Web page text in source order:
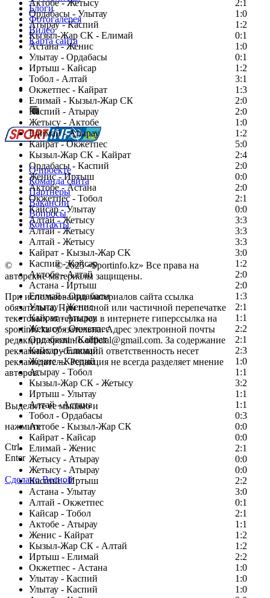
Актобе - Жетысу
2:1
Ордабасы - Улытау
1:0
Атырау - Каспий
1:2
Кызыл-Жар СК - Елимай
0:1
Астана - Женис
1:0
Улытау - Ордабасы
0:1
Иртыш - Кайсар
1:2
Тобол - Алтай
3:1
Окжетпес - Кайрат
1:3
Елимай - Кызыл-Жар СК
2:0
Каспий - Атырау
2:0
Жетысу - Актобе
1:0
Елимай - Атырау
1:2
Кайрат - Окжетпес
5:0
Кызыл-Жар СК - Кайрат
2:4
Ордабасы - Каспий
2:0
Женис - Иртыш
0:0
Актобе - Астана
2:0
Окжетпес - Тобол
2:1
Кайсар - Улытау
0:0
Алтай - Жетысу
3:3
Алтай - Жетысу
3:3
Алтай - Жетысу
3:3
Кайрат - Кызыл-Жар СК
3:0
Каспий - Кайсар
1:2
Актобе - Алтай
2:0
Астана - Иртыш
2:0
Елимай - Ордабасы
1:3
Улытау - Женис
2:1
Кайрат - Атырау
1:1
Жетысу - Окжетпес
2:2
Ордабасы - Кайрат
2:1
Кайсар - Елимай
2:3
Женис - Каспий
1:0
Атырау - Тобол
1:1
Кызыл-Жар СК - Жетысу
3:2
Иртыш - Улытау
1:1
Алтай - Астана
1:1
Тобол - Ордабасы
0:3
Актобе - Кызыл-Жар СК
0:0
Кайрат - Кайсар
0:0
Елимай - Женис
2:1
Жетысу - Атырау
0:0
Жетысу - Атырау
0:0
Каспий - Иртыш
2:2
Астана - Улытау
3:0
Алтай - Окжетпес
0:1
Кайсар - Тобол
2:1
Актобе - Атырау
1:1
Женис - Кайрат
1:2
Кызыл-Жар СК - Алтай
1:2
Иртыш - Елимай
2:2
Окжетпес - Астана
1:0
Улытау - Каспий
1:0
Улытау - Каспий
1:0
Блоги
Фотогалерея
Видео
Карта сайта
Есть идея?
Сообщить о мероприятии
Перейти на старый сайт
О проекте
Команда сайта
Партнеры
Вакансии
Вопросы
Контакты
© Copyright© 2025 «Sportinfo.kz» Все права на
авторские материалы защищены.
При использовании материалов сайта ссылка
обязательна. При полной или частичной перепечатке
текстовых материалов в интернете гиперссылка на
sportinfo.kz обязательна. Адрес электронной почты
редакции: sportinfo.official@gmail.com. За содержание
рекламных публикаций ответственность несет
рекламодатель. Редакция не всегда разделяет мнение
авторов.
Заметили ошибку в тексте?
Выделите ее мышью и
нажмите
Ctrl
Enter
Сделано Весной